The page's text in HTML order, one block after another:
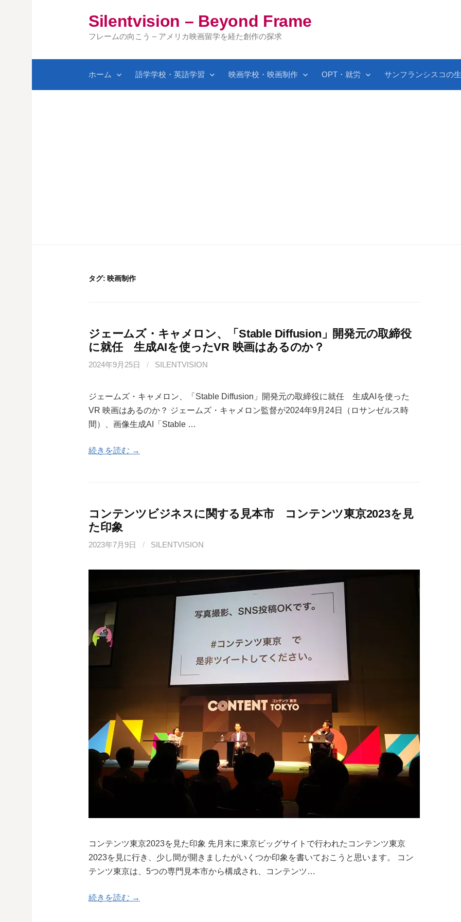
ツ
ス
Silentvision – Beyond Frame
フレームの向こう – アメリカ映画留学を経た創作の探求
ホーム 語学学校・英語学習 映画学校・映画制作 OPT・就労 サンフランシスコの
タグ:映画制作
ジェームズ・キャメロン、「Stable Diffusion」開発元の取締役
に就任 生成AIを使ったVR 映画はあるのか？
2024年9月25日 / SILENTVISION
ジェームズ・キャメロン、「Stable Diffusion」開発元の取締役に就任 生成AIを使った
VR 映画はあるのか？ ジェームズ・キャメロン監督が2024年9月24日（ロサンゼルス時
間）、画像生成AI「Stable …
続きを読む →
コンテンツビジネスに関する見本市 コンテンツ東京2023を見
た印象
2023年7月9日 / SILENTVISION
コンテンツ東京2023を見た印象 先月末に東京ビッグサイトで行われたコンテンツ東京
2023を見に行き、少し間が開きましたがいくつか印象を書いておこうと思います。 コン
テンツ東京は、5つの専門見本市から構成され、コンテンツ…
続きを読む →